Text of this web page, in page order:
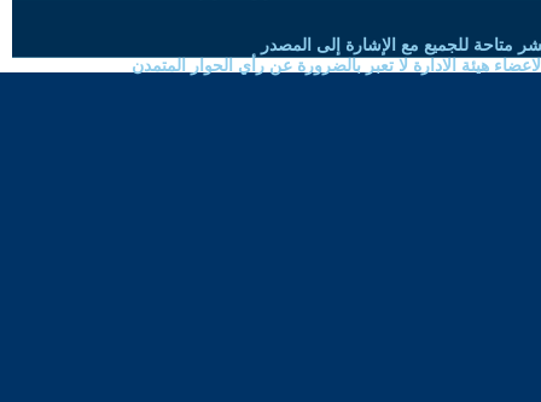
متاحة للجميع مع الإشارة إلى المصدر
هيئة الادارة لا تعبر بالضرورة عن رأي الحوار المتمدن